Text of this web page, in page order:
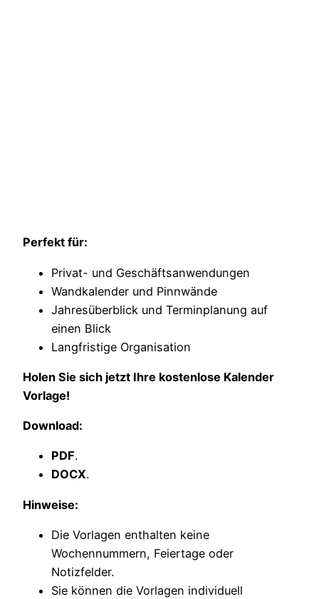
Perfekt für:
Privat- und Geschäftsanwendungen
Wandkalender und Pinnwände
Jahresüberblick und Terminplanung auf
einen Blick
Langfristige Organisation
Holen Sie sich jetzt Ihre kostenlose Kalender
Vorlage!
Download:
PDF.
DOCX.
Hinweise:
Die Vorlagen enthalten keine
Wochennummern, Feiertage oder
Notizfelder.
Sie können die Vorlagen individuell